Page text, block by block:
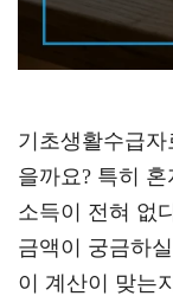
기초생활수급
을까요? 특히
소득이 전혀 없
금액이 궁금하
이 계산이 맞는